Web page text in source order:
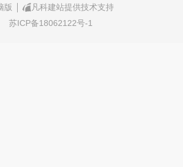
版
凡科建站提供技术支持
苏ICP备18062122号-1